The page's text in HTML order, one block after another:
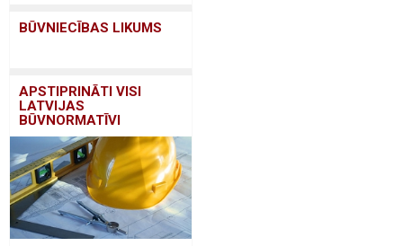
BŪVNIECĪBAS LIKUMS
APSTIPRINĀTI VISI
LATVIJAS
BŪVNORMATĪVI